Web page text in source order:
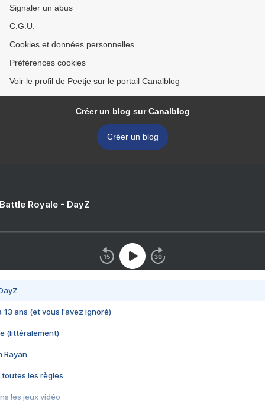
Signaler un abus
C.G.U.
Cookies et données personnelles
Préférences cookies
Voir le profil de Peetje sur le portail Canalblog
Créer un blog sur Canalblog
Créer un blog
Royale - DayZ
13 ans (et vous l'avez ignoré)
(littéralement)
Rayan
toutes les règles
les jeux vidéo